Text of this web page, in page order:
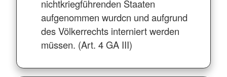
nichtkriegführenden Staaten
aufgenommen wurdcn und aufgrund
des Völkerrechts interniert werden
müssen. (Art. 4 GA III)